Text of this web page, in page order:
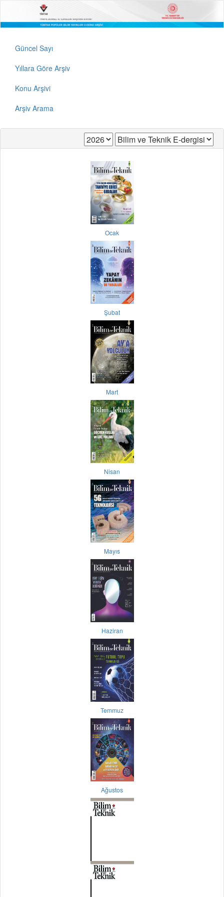
Güncel Sayı
Yıllara Göre Arşiv
Konu Arşivi
Arşiv Arama
Ocak
Şubat
Mart
Nisan
Mayıs
Haziran
Temmuz
Ağustos